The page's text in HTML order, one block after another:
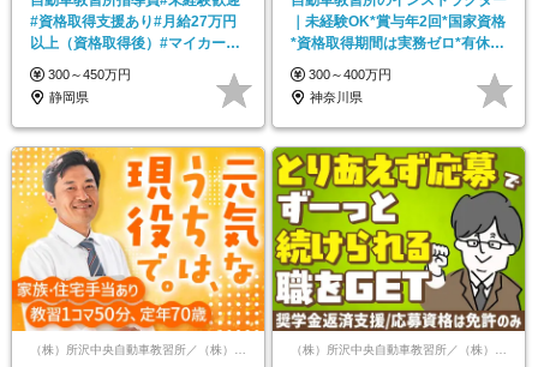
#資格取得支援あり#月給27万円
以上（資格取得後）#マイカー通
勤OK#転勤なし
300～450万円
静岡県
｜未経験OK*賞与年2回*国家資格
*資格取得期間は実務ゼロ*有休取
得ほぼ100％
300～400万円
神奈川県